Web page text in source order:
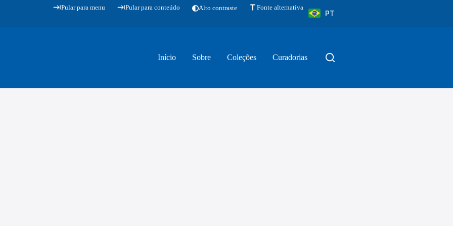
Pular para menu Pular para conteúdo Alto contraste Fonte alternativa
PT
Início Sobre Coleções Curadorias